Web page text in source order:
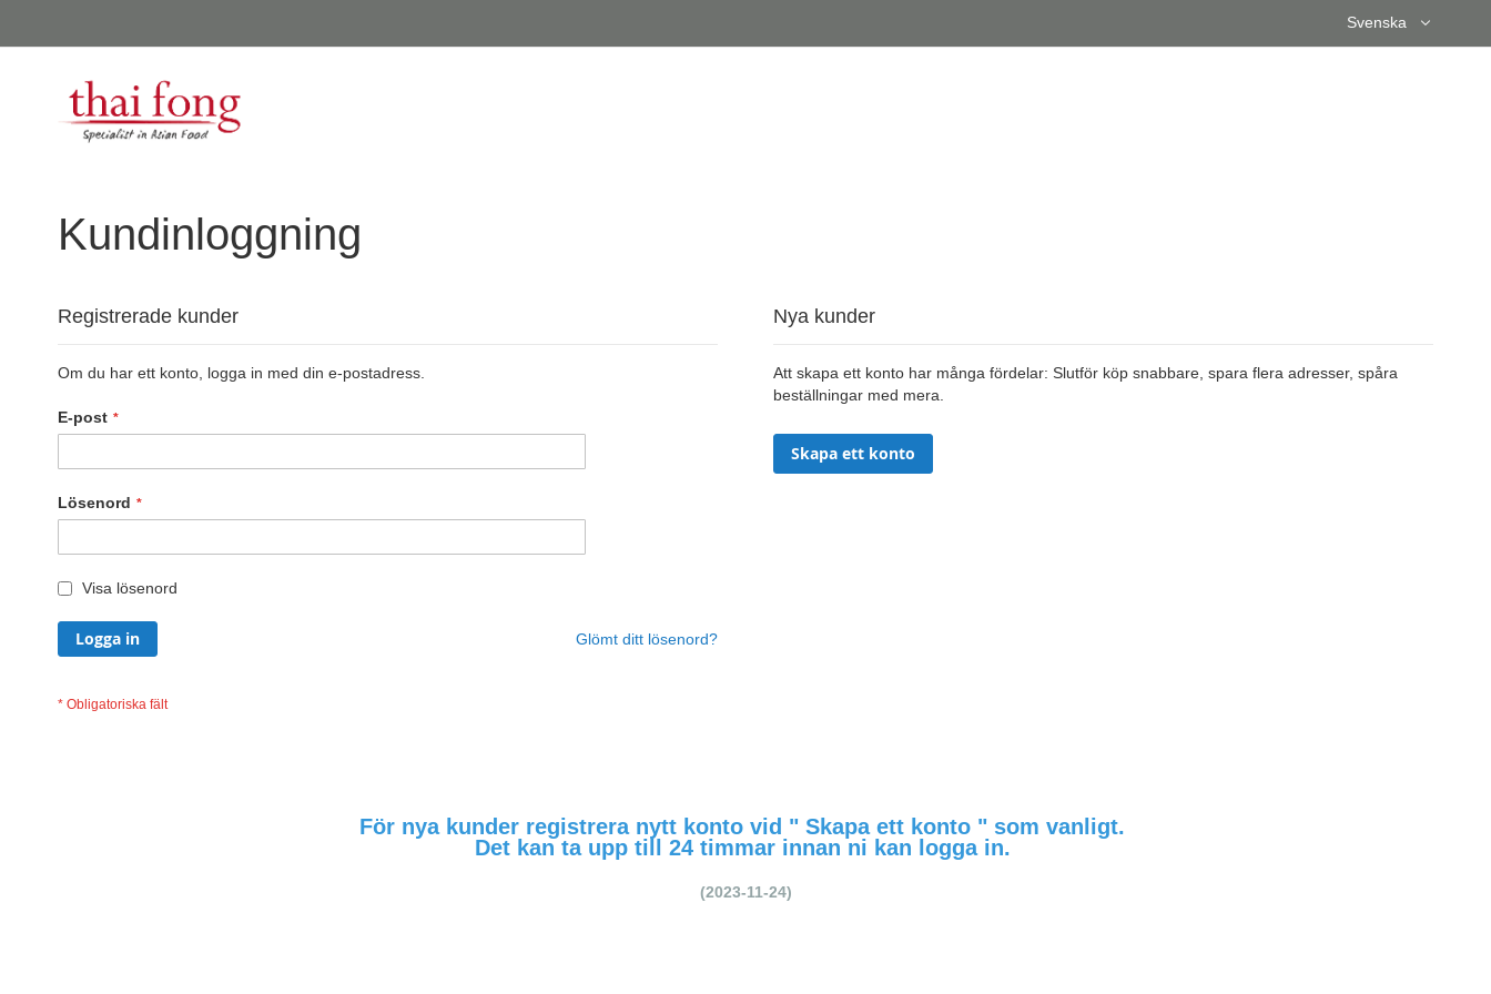
Språk
Svenska
Kundinloggning
Registrerade kunder
Om du har ett konto, logga in med din e-postadress.
E-post
Lösenord
Visa lösenord
Logga in Glömt ditt lösenord?
Nya kunder
Att skapa ett konto har många fördelar: Slutför köp snabbare, spara flera adresser, spåra
beställningar med mera.
Skapa ett konto
För nya kunder registrera nytt konto vid " Skapa ett konto " som vanligt.
Det kan ta upp till 24 timmar innan ni kan logga in.
(2023-11-24)